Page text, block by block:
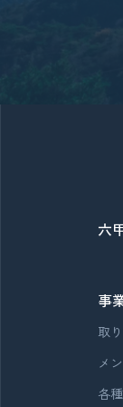
六
事
取
メ
各